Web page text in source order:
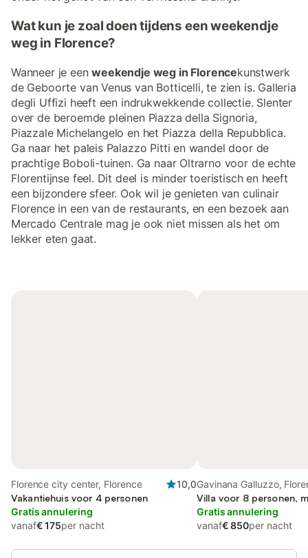
Wat kun je zoal doen tijdens een weekendje
weg in Florence?
Wanneer je eenweekendje weg in Florencekunstwerk
de Geboorte van Venus van Botticelli, te zien is. Galleria
degli Uffizi heeft een indrukwekkende collectie. Slenter
over de beroemde pleinen Piazza della Signoria,
Piazzale Michelangelo en het Piazza della Repubblica.
Ga naar het paleis Palazzo Pitti en wandel door de
prachtige Boboli-tuinen. Ga naar Oltrarno voor de echte
Florentijnse feel. Dit deel is minder toeristisch en heeft
een bijzondere sfeer. Ook wil je genieten van culinair
Florence in een van de restaurants, en een bezoek aan
Mercado Centrale mag je ook niet missen als het om
lekker eten gaat.
Florence city center, Florence
10,0
Vakantiehuis voor 4 personen
Gratis annulering
vanaf€ 175per nacht
Gavinana Galluzzo,
Villa voor 8 personen,
Gratis annulering
vanaf€ 850per nacht